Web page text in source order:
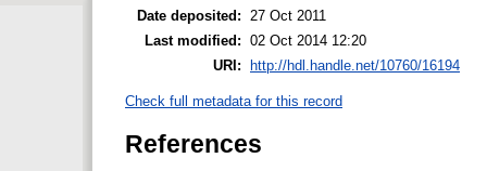
Date deposited:
27 Oct 2011
Last modified: 02 Oct 2014 12:20
URI:
http://hdl.handle.net/10760/16194
Check full metadata for this record
References